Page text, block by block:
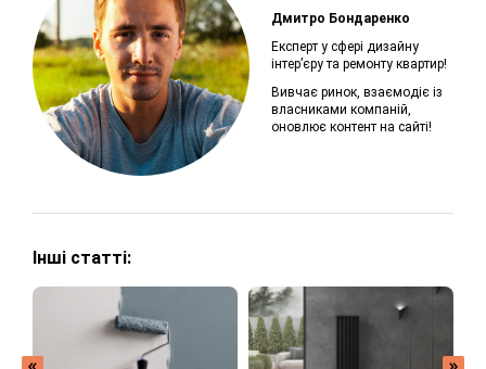
Дмитро Бондаренко
Експерт у сфері дизайну
інтер’єру та ремонту квартир!
Вивчає ринок, взаємодіє із
власниками компаній,
оновлює контент на сайті!
Інші статті: